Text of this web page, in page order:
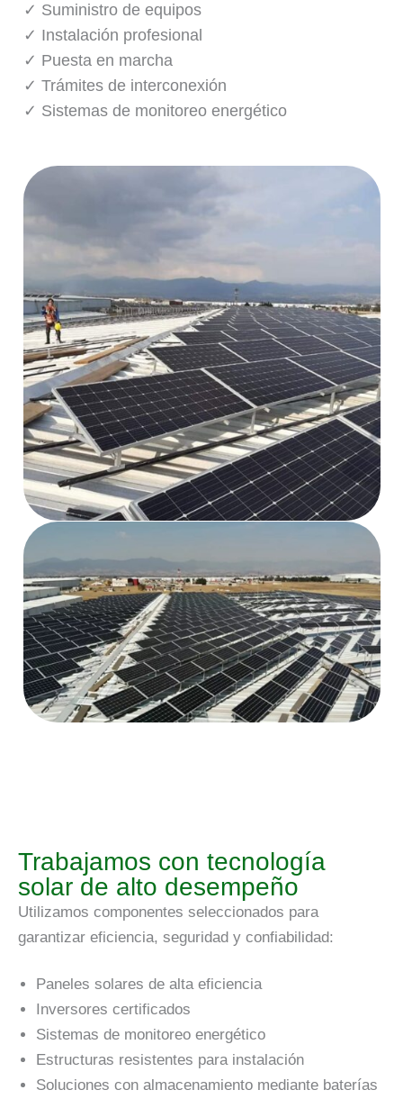
✓ Suministro de equipos
✓ Instalación profesional
✓ Puesta en marcha
✓ Trámites de interconexión
✓ Sistemas de monitoreo energético
Trabajamos con tecnología
solar de alto desempeño
Utilizamos componentes seleccionados para
garantizar eficiencia, seguridad y confiabilidad:
Paneles solares de alta eficiencia
Inversores certificados
Sistemas de monitoreo energético
Estructuras resistentes para instalación
Soluciones con almacenamiento mediante baterías